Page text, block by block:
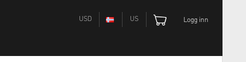
USD US Logg inn